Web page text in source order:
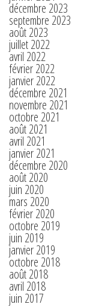
décembre 2023
septembre 2023
août 2023
juillet 2022
avril 2022
février 2022
janvier 2022
décembre 2021
novembre 2021
octobre 2021
août 2021
avril 2021
janvier 2021
décembre 2020
août 2020
juin 2020
mars 2020
février 2020
octobre 2019
juin 2019
janvier 2019
octobre 2018
août 2018
avril 2018
juin 2017